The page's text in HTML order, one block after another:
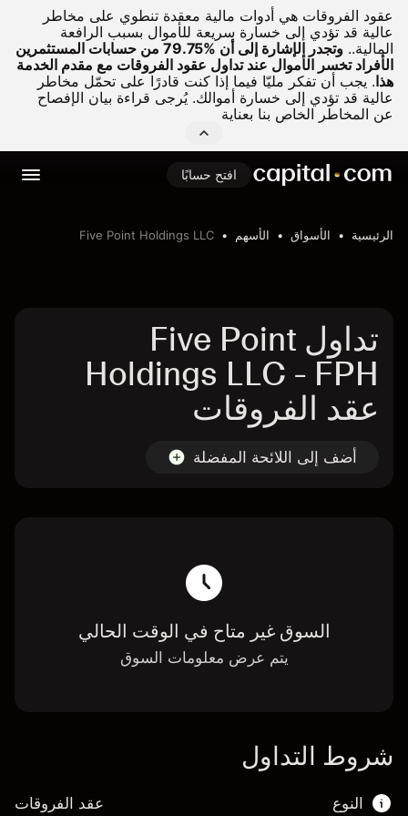
عقود الفروقات هي أدوات مالية معقدة تنطوي على مخاطر
عالية قد تؤدي إلى خسارة سريعة للأموال بسبب الرافعة
المالية..
وتجدر الإشارة إلى أن %79.75 من حسابات المستثمرين
الأفراد تخسر الأموال عند تداول عقود الفروقات مع مقدم الخدمة
هذا. يجب أن تفكر مليّا فيما إذا كنت قادرًا على تحمّل مخاطر
عالية قد تؤدي إلى خسارة أموالك. يُرجى قراءة بيان الإفصاح
عن المخاطر الخاص بنا بعناية
افتح حسابًا
الرئيسية الأسواق الأسهم Five Point Holdings LLC
تداول Five Point
Holdings LLC - FPH
عقد الفروقات
أضف إلى اللائحة المفضلة
السوق غير متاح في الوقت الحالي
يتم عرض معلومات السوق
شروط التداول
النوع عقد الفروقات